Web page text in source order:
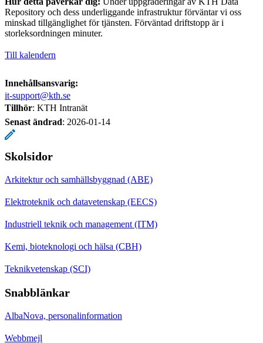
Repository och dess underliggande infrastruktur förväntar vi oss
minskad tillgänglighet för tjänsten. Förväntad driftstopp är i
storleksordningen minuter.
Till kalendern
Innehållsansvarig:
it-support@kth.se
Tillhör: KTH Intranät
Senast ändrad: 2026-01-14
Skolsidor
Arkitektur och samhällsbyggnad (ABE)
Elektroteknik och datavetenskap (EECS)
Industriell teknik och management (ITM)
Kemi, bioteknologi och hälsa (CBH)
Teknikvetenskap (SCI)
Snabblänkar
AlbaNova, personalinformation
Webbmejl